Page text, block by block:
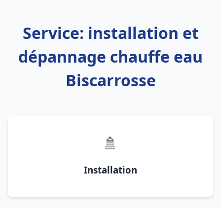
Service: installation et
dépannage chauffe eau
Biscarrosse
🚿
Installation